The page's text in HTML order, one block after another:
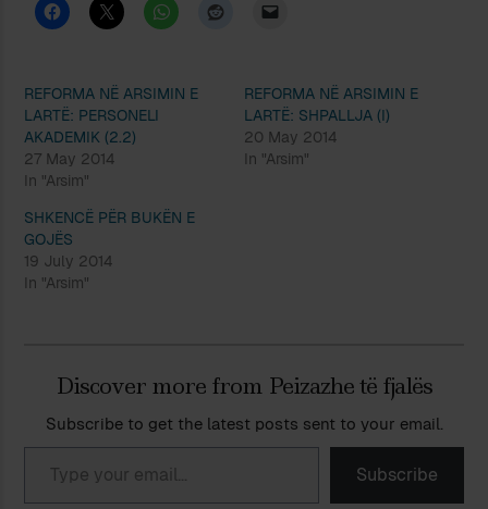
REFORMA NË ARSIMIN E
LARTË: PERSONELI
AKADEMIK (2.2)
27 May 2014
In "Arsim"
REFORMA NË ARSIMIN E
LARTË: SHPALLJA (I)
20 May 2014
In "Arsim"
SHKENCË PËR BUKËN E
GOJËS
19 July 2014
In "Arsim"
Discover more from Peizazhe të fjalës
Subscribe to get the latest posts sent to your email.
Type your email…
Subscribe